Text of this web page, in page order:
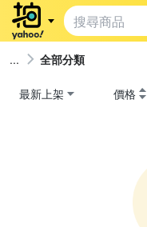
全部分類
最新上架 價格